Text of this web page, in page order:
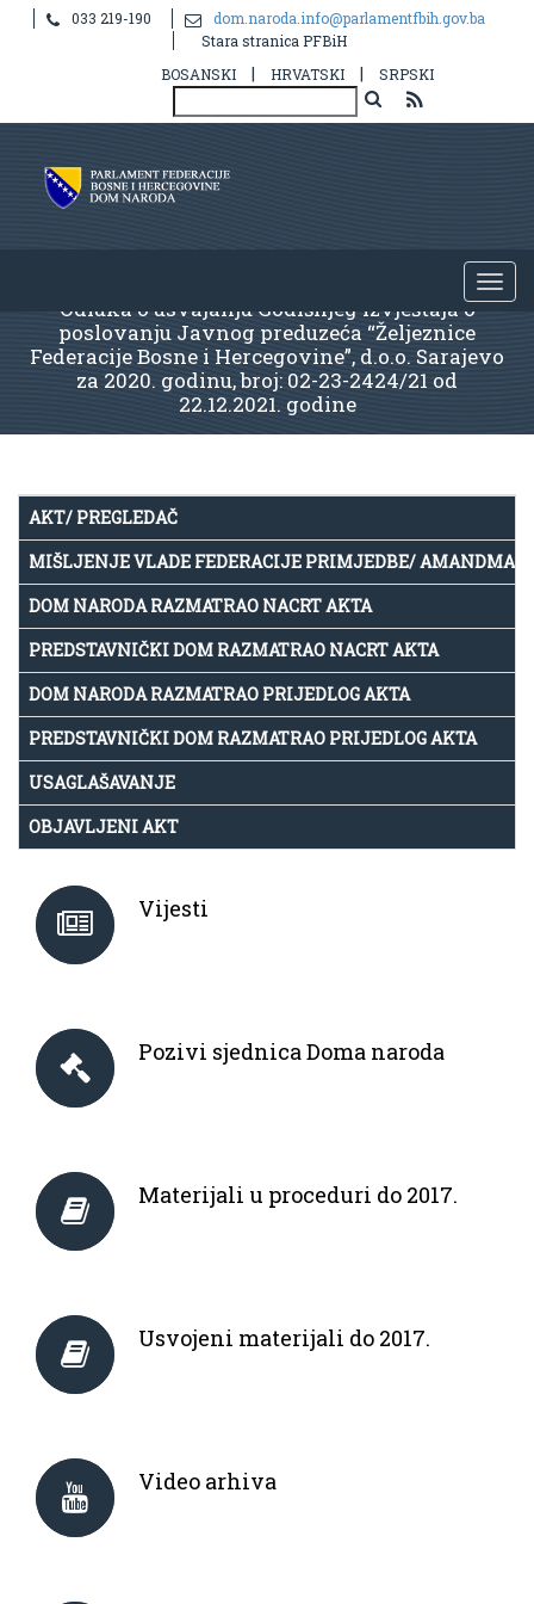
033 219-190
dom.naroda.info@parlamentfbih.gov.ba
Stara stranica PFBiH
BOSANSKI
| HRVATSKI | SRPSKI
Odluka o usvajanju Godišnjeg Izvještaja o
poslovanju Javnog preduzeća “Željeznice
Federacije Bosne i Hercegovine”, d.o.o. Sarajevo
za 2020. godinu, broj: 02-23-2424/21 od
22.12.2021. godine
AKT/ PREGLEDAČ
MIŠLJENJE VLADE FEDERACIJE PRIMJEDBE/
DOM NARODA RAZMATRAO NACRT AKTA
PREDSTAVNIČKI DOM RAZMATRAO NACRT AKTA
DOM NARODA RAZMATRAO PRIJEDLOG AKTA
PREDSTAVNIČKI DOM RAZMATRAO PRIJEDLOG AKTA
USAGLAŠAVANJE
OBJAVLJENI AKT
Vijesti
Pozivi sjednica Doma naroda
Materijali u proceduri do 2017.
Usvojeni materijali do 2017.
Video arhiva